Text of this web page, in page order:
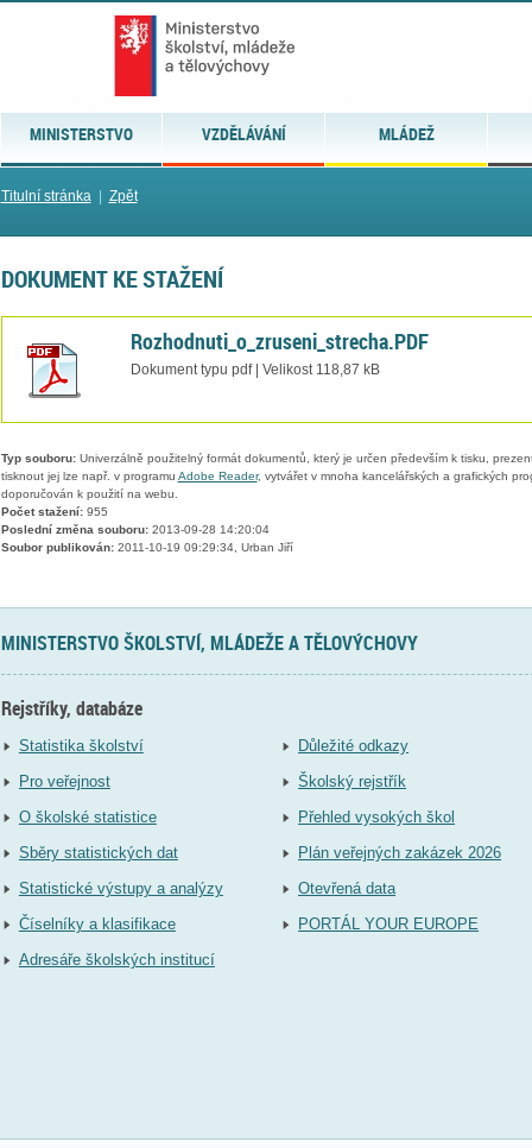
MINISTERSTVO VZDĚLÁVÁNÍ MLÁDEŽ
Titulní stránka| Zpět
DOKUMENT KE STAŽENÍ
Rozhodnuti_o_zruseni_strecha.PDF
Dokument typu pdf | Velikost 118,87 kB
Typ souboru:Univerzálně použitelný formát dokumentů, který je určen především k tisku,
tisknout jej lze např. v programu Adobe Reader, vytvářet v mnoha kancelářských a grafických
doporučován k použití na webu.
Počet stažení:955
Poslední změna souboru:2013-09-28 14:20:04
Soubor publikován:2011-10-19 09:29:34, Urban Jiří
MINISTERSTVO ŠKOLSTVÍ, MLÁDEŽE A TĚLOVÝCHOVY
Rejstříky, databáze
Statistika školství
Pro veřejnost
O školské statistice
Sběry statistických dat
Statistické výstupy a analýzy
Číselníky a klasifikace
Adresáře školských institucí
Důležité odkazy
Školský rejstřík
Přehled vysokých škol
Plán veřejných zakázek 2026
Otevřená data
PORTÁL YOUR EUROPE